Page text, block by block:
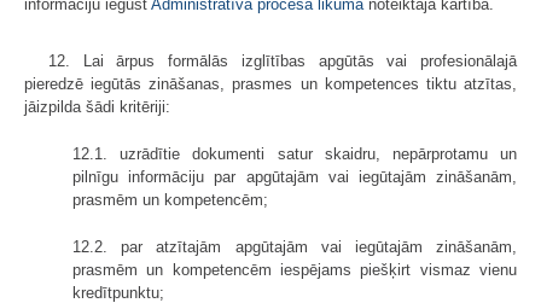
informāciju iegūst Administratīvā procesa likumā noteiktajā kārtībā.
12. Lai ārpus formālās izglītības apgūtās vai profesionālajā
pieredzē iegūtās zināšanas, prasmes un kompetences tiktu atzītas,
jāizpilda šādi kritēriji:
12.1. uzrādītie dokumenti satur skaidru, nepārprotamu un
pilnīgu informāciju par apgūtajām vai iegūtajām zināšanām,
prasmēm un kompetencēm;
12.2. par atzītajām apgūtajām vai iegūtajām zināšanām,
prasmēm un kompetencēm iespējams piešķirt vismaz vienu
kredītpunktu;